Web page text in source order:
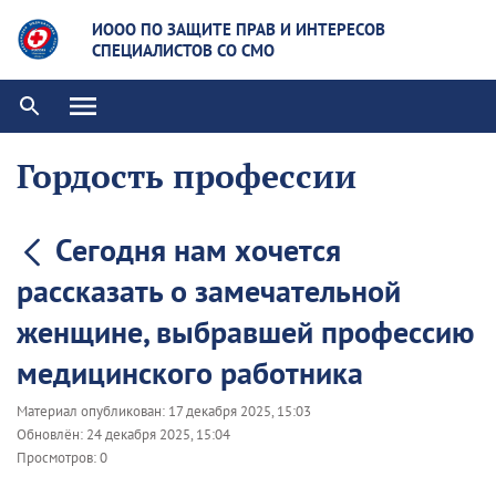
ИООО ПО ЗАЩИТЕ ПРАВ И ИНТЕРЕСОВ
СПЕЦИАЛИСТОВ СО СМО
Гордость профессии
Сегодня нам хочется
рассказать о замечательной
женщине, выбравшей профессию
медицинского работника
Материал опубликован: 17 декабря 2025, 15:03
Обновлён: 24 декабря 2025, 15:04
Просмотров:0